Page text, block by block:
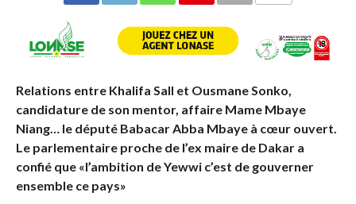
Relations entre Khalifa Sall et Ousmane Sonko,
candidature de son mentor, affaire Mame Mbaye
Niang… le député Babacar Abba Mbaye à cœur ouvert.
Le parlementaire proche de l’ex maire de Dakar a
confié que «l’ambition de Yewwi c’est de gouverner
ensemble ce pays»